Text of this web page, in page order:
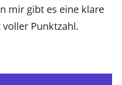
mir gibt es eine klare
Punktzahl.